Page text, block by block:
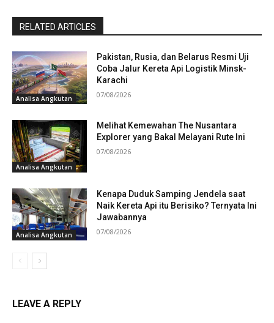
RELATED ARTICLES
Analisa Angkutan
Pakistan, Rusia, dan Belarus Resmi Uji
Coba Jalur Kereta Api Logistik Minsk-
Karachi
07/08/2026
Analisa Angkutan
Melihat Kemewahan The Nusantara
Explorer yang Bakal Melayani Rute Ini
07/08/2026
Analisa Angkutan
Kenapa Duduk Samping Jendela saat
Naik Kereta Api itu Berisiko? Ternyata Ini
Jawabannya
07/08/2026
LEAVE A REPLY